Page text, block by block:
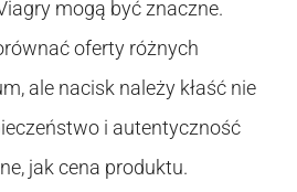
mogą być znaczne.
oferty różnych
ale nacisk należy kłaść nie
i autentyczność
jak cena produktu.